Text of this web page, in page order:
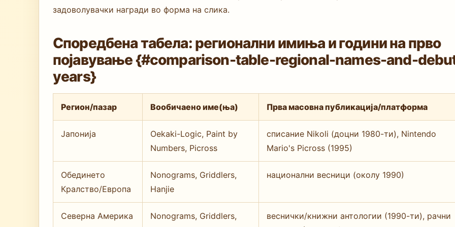
задоволувачки награди во форма на слика.
Споредбена табела: регионални имиња и години на прво
појавување {#comparison-table-regional-names-and-
years}
Регион/пазар Вообичаено име(ња) Прва масовна публикација/платформа
Јапонија
Oekaki-Logic, Paint by
Numbers, Picross
списание Nikoli (доцни 1980-ти), Nintendo
Mario's Picross (1995)
Обединето
Кралство/Европа
Nonograms, Griddlers,
Hanjie
национални весници (околу 1990)
Северна Америка
Nonograms, Griddlers,
веснички/книжни антологии (1990-ти), рачни